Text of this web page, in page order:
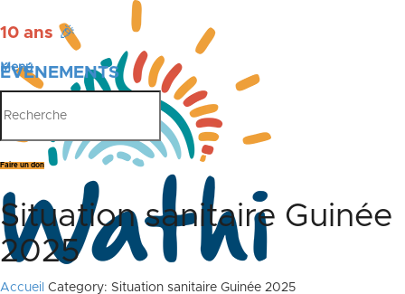
10 ans 🎉
ÉVÉNEMENTS
PUBLICATIONS
Menu
Faire un don
Situation sanitaire Guinée
2025
Accueil Category: Situation sanitaire Guinée 2025